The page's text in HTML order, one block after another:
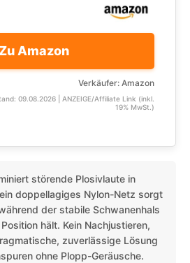
Zu Amazon
Verkäufer: Amazon
09.08.2026 | ANZEIGE/Affiliate Link (inkl.
19% MwSt.)
störende Plosivlaute in
doppellagiges Nylon-Netz sorgt
der stabile Schwanenhals
hält. Kein Nachjustieren,
zuverlässige Lösung
ohne Plopp-Geräusche.